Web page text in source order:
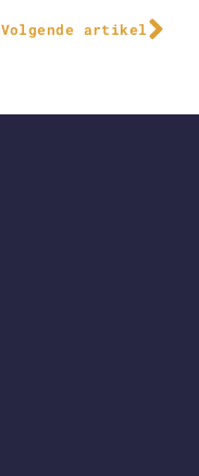
Volgende artikel